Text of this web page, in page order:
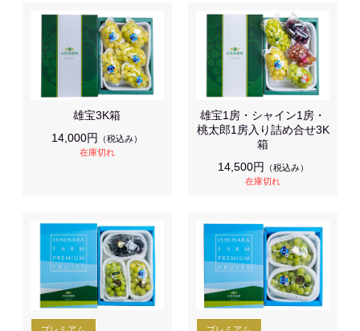
雄宝3K箱
14,000円
（税込み）
在庫切れ
雄宝1房・シャイン1房・
桃太郎1房入り詰め合せ3K
箱
14,500円
（税込み）
在庫切れ